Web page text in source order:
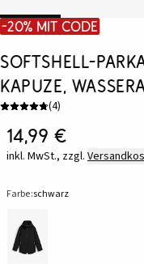
-20% mit Code
Softshell-
Kapuze,
(4)
14,99 €
inkl. MwSt., zzgl.
Farbe:schwarz